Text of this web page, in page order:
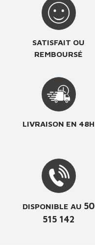
SATISFAIT OU
REMBOURSÉ
LIVRAISON EN 48H
DISPONIBLE AU 50
515 142